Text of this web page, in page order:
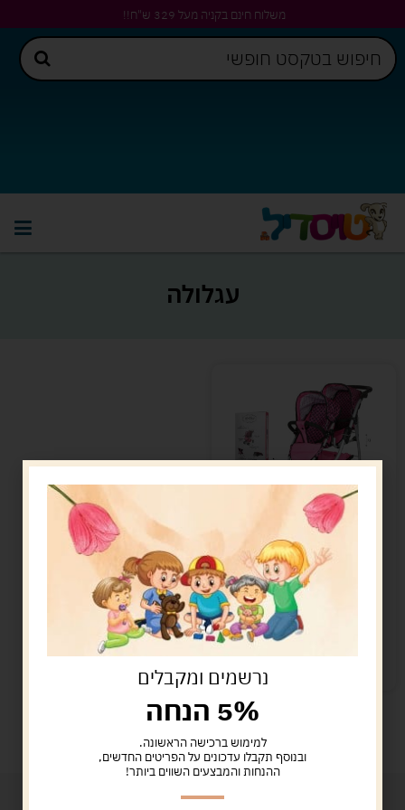
משלוח חינם בקניה מעל 329 ש"ח!!
עגלולה
עגלת תאומים פרמיום
לבובה
280.00 ש"ח
מידע נוסף
נרשמים ומקבלים
5% הנחה
למימוש ברכישה הראשונה.
ובנוסף תקבלו עדכונים על הפריטים החדשים,
ההנחות והמבצעים השווים ביותר!